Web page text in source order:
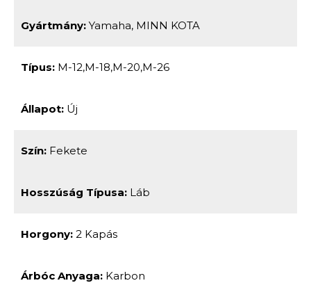
Gyártmány: Yamaha, MINN KOTA
Típus: M-12,M-18,M-20,M-26
Állapot: Új
Szín: Fekete
Hosszúság Típusa: Láb
Horgony: 2 Kapás
Árbóc Anyaga: Karbon